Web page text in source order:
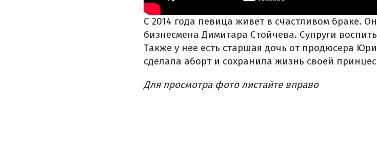
С 2014 года певица живет в счастливом браке.
бизнесмена Димитара Стойчева. Супруги
Также у нее есть старшая дочь от продюсера
сделала аборт и сохранила жизнь своей
Для просмотра фото листайте вправо